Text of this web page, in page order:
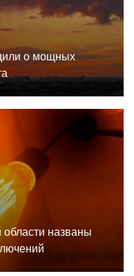
о мощных
названы